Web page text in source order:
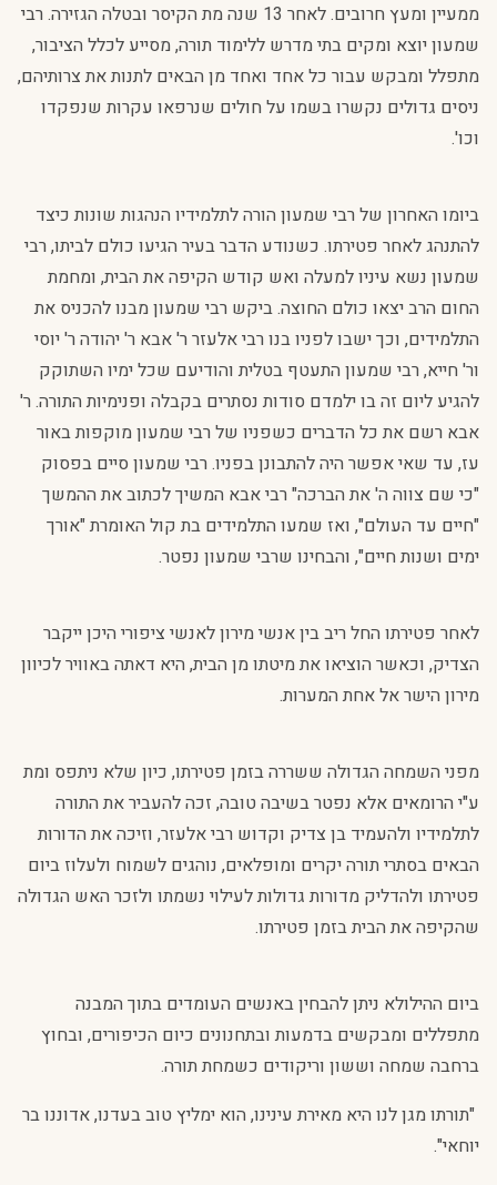
ממעיין ומעץ חרובים. לאחר 13 שנה מת הקיסר ובטלה הגזירה. רבי
שמעון יוצא ומקים בתי מדרש ללימוד תורה, מסייע לכלל הציבור,
מתפלל ומבקש עבור כל אחד ואחד מן הבאים לתנות את צרותיהם,
ניסים גדולים נקשרו בשמו על חולים שנרפאו עקרות שנפקדו
וכו'.
ביומו האחרון של רבי שמעון הורה לתלמידיו הנהגות שונות כיצד
להתנהג לאחר פטירתו. כשנודע הדבר בעיר הגיעו כולם לביתו, רבי
שמעון נשא עיניו למעלה ואש קודש הקיפה את הבית, ומחמת
החום הרב יצאו כולם החוצה. ביקש רבי שמעון מבנו להכניס את
התלמידים, וכך ישבו לפניו בנו רבי אלעזר ר' אבא ר' יהודה ר' יוסי
ור' חייא, רבי שמעון התעטף בטלית והודיעם שכל ימיו השתוקק
להגיע ליום זה בו ילמדם סודות נסתרים בקבלה ופנימיות התורה. ר'
אבא רשם את כל הדברים כשפניו של רבי שמעון מוקפות באור
עז, עד שאי אפשר היה להתבונן בפניו. רבי שמעון סיים בפסוק
"כי שם צווה ה' את הברכה" רבי אבא המשיך לכתוב את ההמשך
"חיים עד העולם", ואז שמעו התלמידים בת קול האומרת "אורך
ימים ושנות חיים", והבחינו שרבי שמעון נפטר.
לאחר פטירתו החל ריב בין אנשי מירון לאנשי ציפורי היכן ייקבר
הצדיק, וכאשר הוציאו את מיטתו מן הבית, היא דאתה באוויר לכיוון
מירון הישר אל אחת המערות.
מפני השמחה הגדולה ששררה בזמן פטירתו, כיון שלא ניתפס ומת
ע"י הרומאים אלא נפטר בשיבה טובה, זכה להעביר את התורה
לתלמידיו ולהעמיד בן צדיק וקדוש רבי אלעזר, וזיכה את הדורות
הבאים בסתרי תורה יקרים ומופלאים, נוהגים לשמוח ולעלוז ביום
פטירתו ולהדליק מדורות גדולות לעילוי נשמתו ולזכר האש הגדולה
שהקיפה את הבית בזמן פטירתו.
ביום ההילולא ניתן להבחין באנשים העומדים בתוך המבנה
מתפללים ומבקשים בדמעות ובתחנונים כיום הכיפורים, ובחוץ
ברחבה שמחה וששון וריקודים כשמחת תורה.
"תורתו מגן לנו היא מאירת עינינו, הוא ימליץ טוב בעדנו, אדוננו בר
יוחאי".